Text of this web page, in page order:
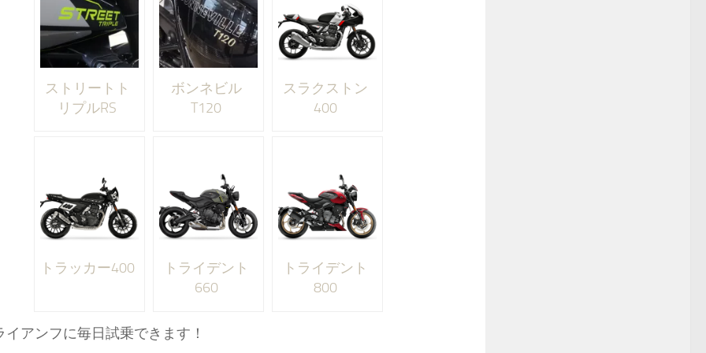
ストリートト
リプルRS
ボンネビル
T120
スラクストン
400
トラッカー400
トライデント
660
トライデント
800
イアンフに毎日試乗できます！